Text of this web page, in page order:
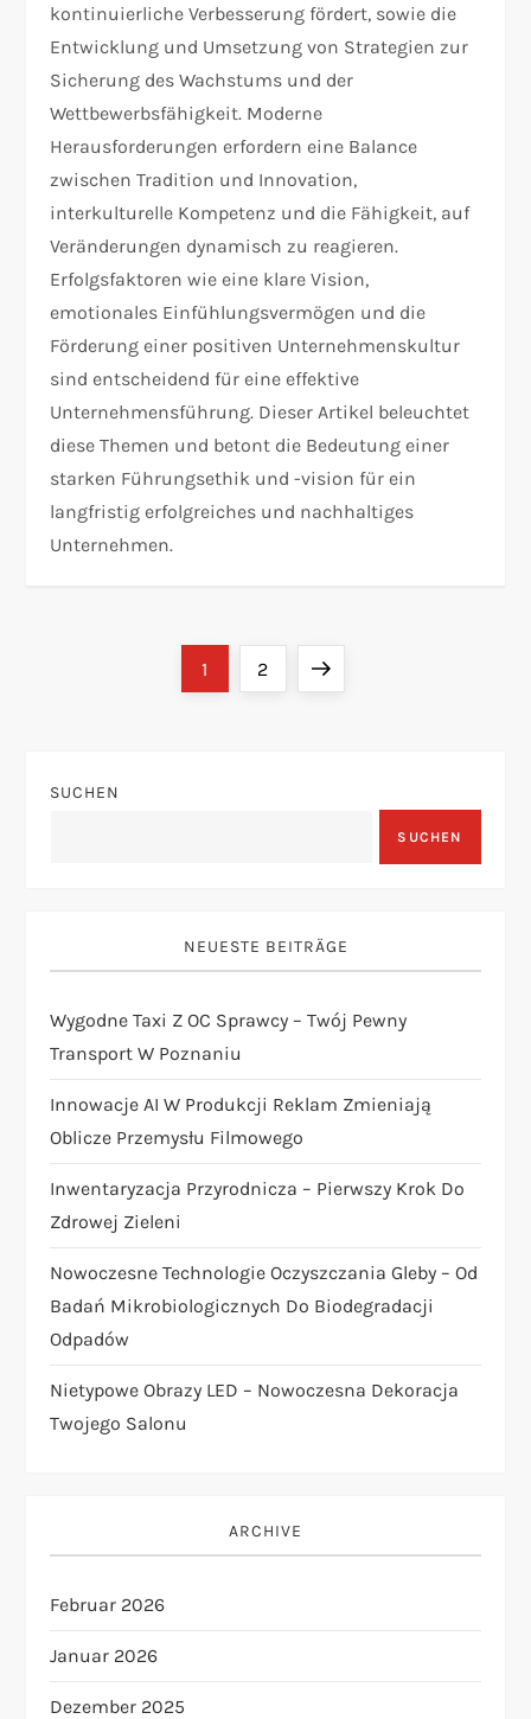
kontinuierliche Verbesserung fördert, sowie die
Entwicklung und Umsetzung von Strategien zur
Sicherung des Wachstums und der
Wettbewerbsfähigkeit. Moderne
Herausforderungen erfordern eine Balance
zwischen Tradition und Innovation,
interkulturelle Kompetenz und die Fähigkeit, auf
Veränderungen dynamisch zu reagieren.
Erfolgsfaktoren wie eine klare Vision,
emotionales Einfühlungsvermögen und die
Förderung einer positiven Unternehmenskultur
sind entscheidend für eine effektive
Unternehmensführung. Dieser Artikel beleuchtet
diese Themen und betont die Bedeutung einer
starken Führungsethik und -vision für ein
langfristig erfolgreiches und nachhaltiges
Unternehmen.
n
u
m
m
n
Page
1 Page
2 Next
SUCHEN
SUCHEN
NEUESTE BEITRÄGE
Wygodne Taxi Z OC Sprawcy – Twój Pewny
Transport W Poznaniu
Innowacje AI W Produkcji Reklam Zmieniają
Oblicze Przemysłu Filmowego
Inwentaryzacja Przyrodnicza – Pierwszy Krok Do
Zdrowej Zieleni
Nowoczesne Technologie Oczyszczania Gleby – Od
Badań Mikrobiologicznych Do Biodegradacji
Odpadów
Nietypowe Obrazy LED – Nowoczesna Dekoracja
Twojego Salonu
ARCHIVE
Februar 2026
Januar 2026
Dezember 2025